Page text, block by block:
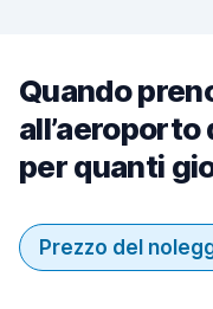
Quando
all’aeroporto
per quanti
Prezzo del